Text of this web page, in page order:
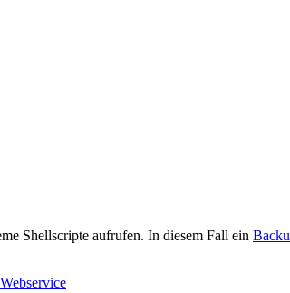
Shellscripte aufrufen. In diesem Fall ein
Webservice